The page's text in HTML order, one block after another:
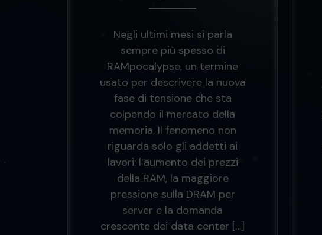
Negli ultimi mesi si parla
sempre più spesso di
RAMpocalypse, un termine
usato per descrivere la nuova
fase di tensione che sta
colpendo il mercato della
memoria. Il fenomeno non
riguarda solo gli addetti ai
lavori: l’aumento dei prezzi
della RAM, la maggiore
pressione sulla DRAM per
server e la domanda
crescente dei data center […]